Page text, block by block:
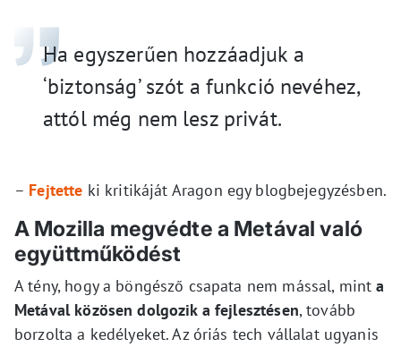
Ha egyszerűen hozzáadjuk a
‘biztonság’ szót a funkció nevéhez,
attól még nem lesz privát.
– Fejtette ki kritikáját Aragon egy blogbejegyzésben.
A Mozilla megvédte a Metával való
együttműködést
A tény, hogy a böngésző csapata nem mással, minta
Metával közösen dolgozik a fejlesztésen, tovább
borzolta a kedélyeket. Az óriás tech vállalat ugyanis